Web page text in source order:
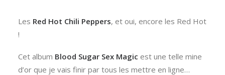
Les Red Hot Chili Peppers, et oui, encore les Red Hot
!
Cet album Blood Sugar Sex Magic est une telle mine
d’or que je vais finir par tous les mettre en ligne…